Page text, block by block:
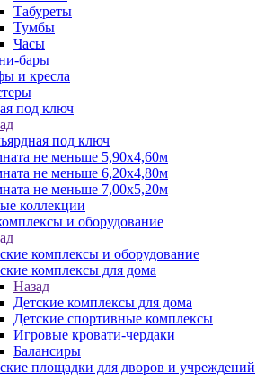
Табуреты
Тумбы
Часы
бары
и кресла
под ключ
под ключ
не меньше 5,90х4,60м
не меньше 6,20х4,80м
не меньше 7,00х5,20м
коллекции
и оборудование
комплексы и оборудование
комплексы для дома
Назад
Детские комплексы для дома
Детские спортивные комплексы
Игровые кровати-чердаки
Балансиры
площадки для дворов и учреждений